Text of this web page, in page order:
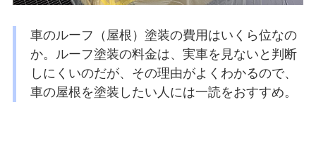
車のルーフ（屋根）塗装の費用はいくら位なの
か。ルーフ塗装の料金は、実車を見ないと判断
しにくいのだが、その理由がよくわかるので、
車の屋根を塗装したい人には一読をおすすめ。